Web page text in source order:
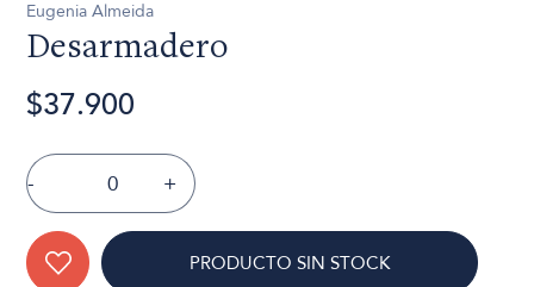
Eugenia Almeida
Desarmadero
$37.900
- +
PRODUCTO SIN STOCK